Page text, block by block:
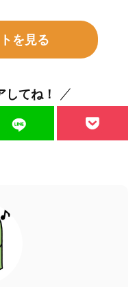
を見る
してね！